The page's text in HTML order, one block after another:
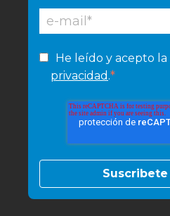
He leído y acepto la
privacidad .*